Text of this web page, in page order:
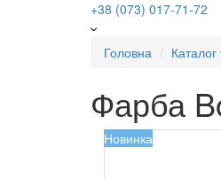
+38 (073) 017-71-72
Головна Каталог
Фарба
Новинка